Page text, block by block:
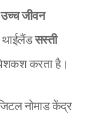
उच्च जीवन
थाईलैंडसस्ती
करता है।
नोमाड केंद्र